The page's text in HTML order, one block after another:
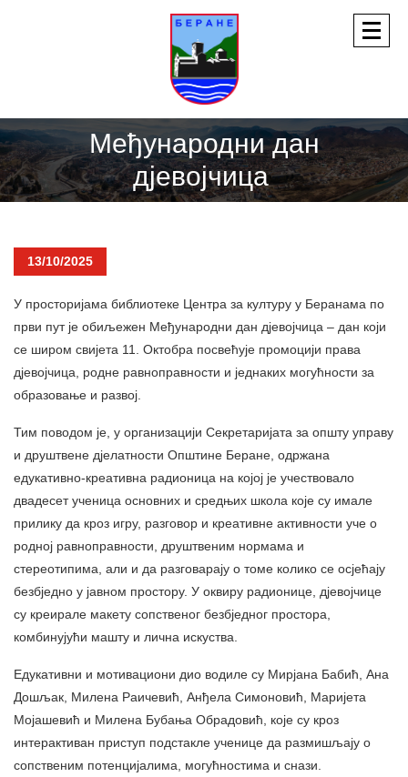
Међународни дан
дјевојчица
13/10/2025
У просторијама библиотеке Центра за културу у Беранама по
први пут је обиљежен Међународни дан дјевојчица – дан који
се широм свијета 11. Октобра посвећује промоцији права
дјевојчица, родне равноправности и једнаких могућности за
образовање и развој.
Тим поводом је, у организацији Секретаријата за општу управу
и друштвене дјелатности Општине Беране, одржана
едукативно-креативна радионица на којој је учествовало
двадесет ученица основних и средњих школа које су имале
прилику да кроз игру, разговор и креативне активности уче о
родној равноправности, друштвеним нормама и
стереотипима, али и да разговарају о томе колико се осјећају
безбједно у јавном простору. У оквиру радионице, дјевојчице
су креирале макету сопственог безбједног простора,
комбинујући машту и лична искуства.
Едукативни и мотивациони дио водиле су Мирјана Бабић, Ана
Дошљак, Милена Раичевић, Анђела Симоновић, Маријета
Мојашевић и Милена Бубања Обрадовић, које су кроз
интерактиван приступ подстакле ученице да размишљају о
сопственим потенцијалима, могућностима и снази.